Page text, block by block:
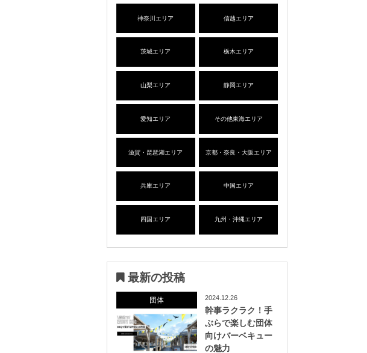
神奈川エリア 信越エリア
茨城エリア 栃木エリア
山梨エリア 静岡エリア
愛知エリア その他東海エリア
滋賀・琵琶湖エリア 京都・奈良・大阪エリア
兵庫エリア 中国エリア
四国エリア 九州・沖縄エリア
最新の投稿
団体 2024.12.26
幹事ラクラク！手
ぶらで楽しむ団体
向けバーベキュー
の魅力